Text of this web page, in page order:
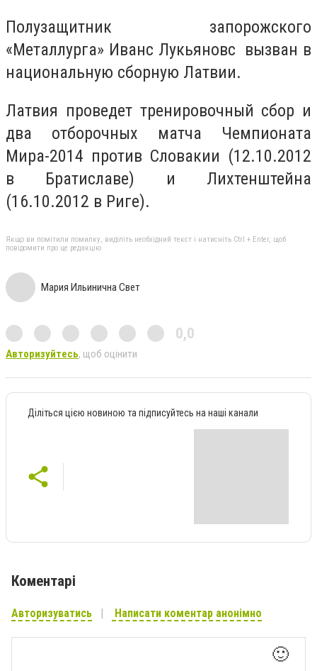
Полузащитник запорожского
«Металлурга» Иванс Лукьяновс вызван в
национальную сборную Латвии.
Латвия проведет тренировочный сбор и
два отборочных матча Чемпионата
Мира-2014 против Словакии (12.10.2012
в Братиславе) и Лихтенштейна
(16.10.2012 в Риге).
Якщо ви помітили помилку, виділіть необхідний текст і натисніть Ctrl + Enter, щоб
повідомити про це редакцію
Мария Ильинична Свет
0,0
Авторизуйтесь, щоб оцінити
Діліться цією новиною та підписуйтесь на наші канали
Коментарі
Авторизуватись Написати коментар анонімно
🙂